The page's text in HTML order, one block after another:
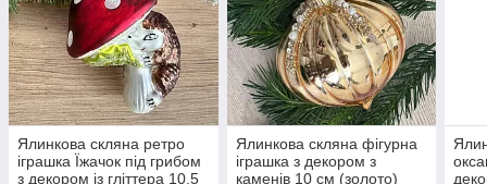
Ялинкова скляна ретро
іграшка Їжачок під грибом
з декором із гліттера 10.5
Ялинкова скляна фігурна
іграшка з декором з
каменів 10 см (золото)